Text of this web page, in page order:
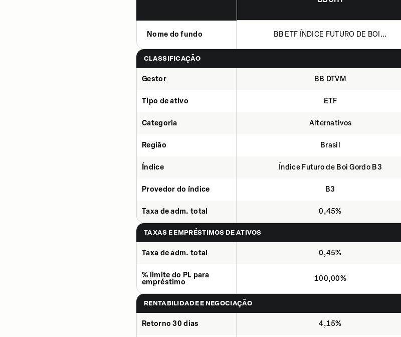
Nome do fundo BB ETF ÍNDICE FUTURO DE BOI...
CLASSIFICAÇÃO
Gestor BB DTVM
Tipo de ativo ETF
Categoria Alternativos
Região Brasil
Índice Índice Futuro de Boi Gordo B3
Provedor do índice B3
Taxa de adm. total 0,45%
TAXAS E EMPRÉSTIMOS DE ATIVOS
Taxa de adm. total 0,45%
% limite do PL para
empréstimo
100,00%
RENTABILIDADE E NEGOCIAÇÃO
Retorno 30 dias 4,15%